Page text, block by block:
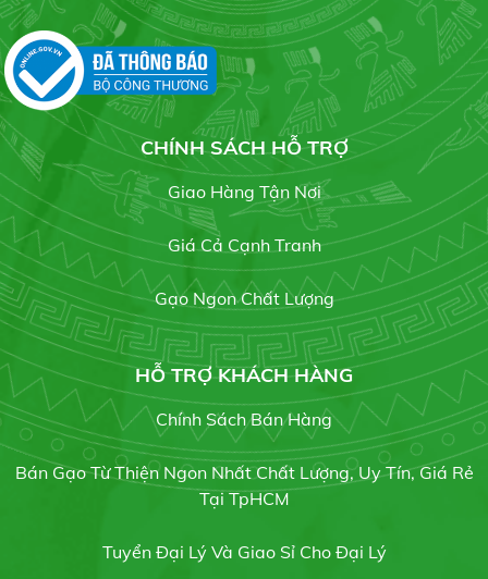
Gạo bụi sữa
Liên hệ
Gạo hột Bụi Đỏ
Liên hệ
Gạo Lài Sữa
Liên hệ
Gạo sạch
17/07/2021
CHÍNH SÁCH HỖ TRỢ
Giao Hàng Tận Nơi
Giá Cả Cạnh Tranh
Gạo Ngon Chất Lượng
HỖ TRỢ KHÁCH HÀNG
Chính Sách Bán Hàng
Bán Gạo Từ Thiện Ngon Nhất Chất Lượng, Uy Tín, Giá Rẻ
Tại TpHCM
Tuyển Đại Lý Và Giao Sỉ Cho Đại Lý